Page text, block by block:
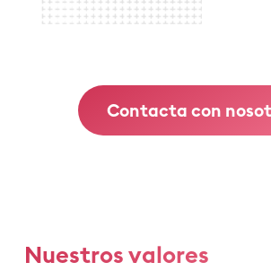
Contacta con
Nuestros valores